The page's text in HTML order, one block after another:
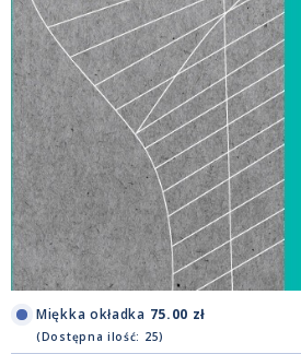
Miękka okładka 75.00 zł
(Dostępna ilość: 25)